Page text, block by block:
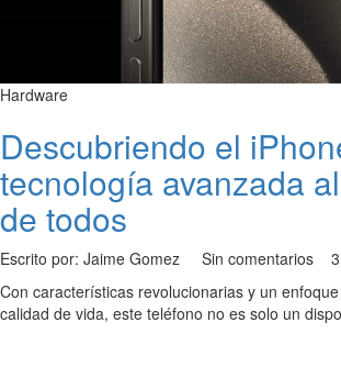
Hardware
Descubriendo el
tecnología avanzada
de todos
Escrito por: Jaime Gomez Sin comentarios
Con características revolucionarias y un
calidad de vida, este teléfono no es solo un